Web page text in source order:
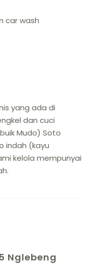
car wash
yang ada di
dan cuci
Mudo) Soto
indah (kayu
kelola mempunyai
Nglebeng